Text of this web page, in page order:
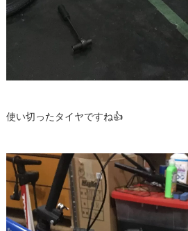
使い切ったタイヤですね👍